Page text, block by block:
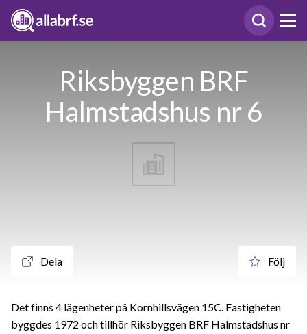
Riksbyggen BRF
Halmstadshus nr 6
Dela Följ
Det finns 4 lägenheter på Kornhillsvägen 15C. Fastigheten
byggdes 1972 och tillhör Riksbyggen BRF Halmstadshus nr